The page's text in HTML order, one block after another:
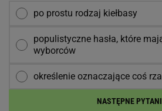
po prostu rodzaj kiełbasy
populistyczne hasła, które
wyborców
określenie oznaczające coś
NASTĘPNE